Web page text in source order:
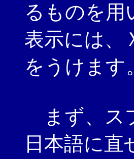
るものを用
表示には、
をうけます
まず、ス
日本語に